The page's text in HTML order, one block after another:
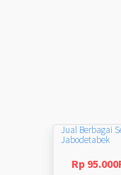
Jual Berbagai
Jabodetabek
Rp